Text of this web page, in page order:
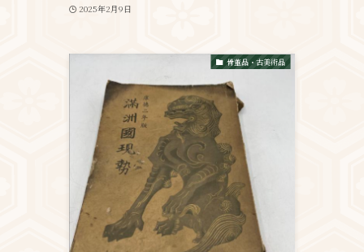
2025年2月9日
骨董品・古美術品